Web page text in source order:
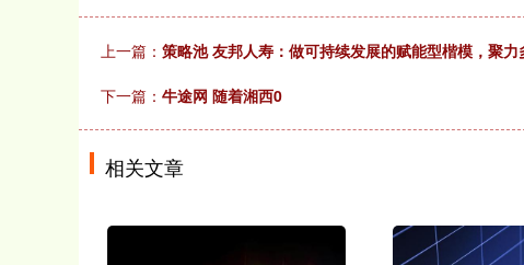
上一篇： 策略池 友邦人寿：做可持续发展的赋能型楷模，聚
下一篇： 牛途网 随着湘西0
相关文章